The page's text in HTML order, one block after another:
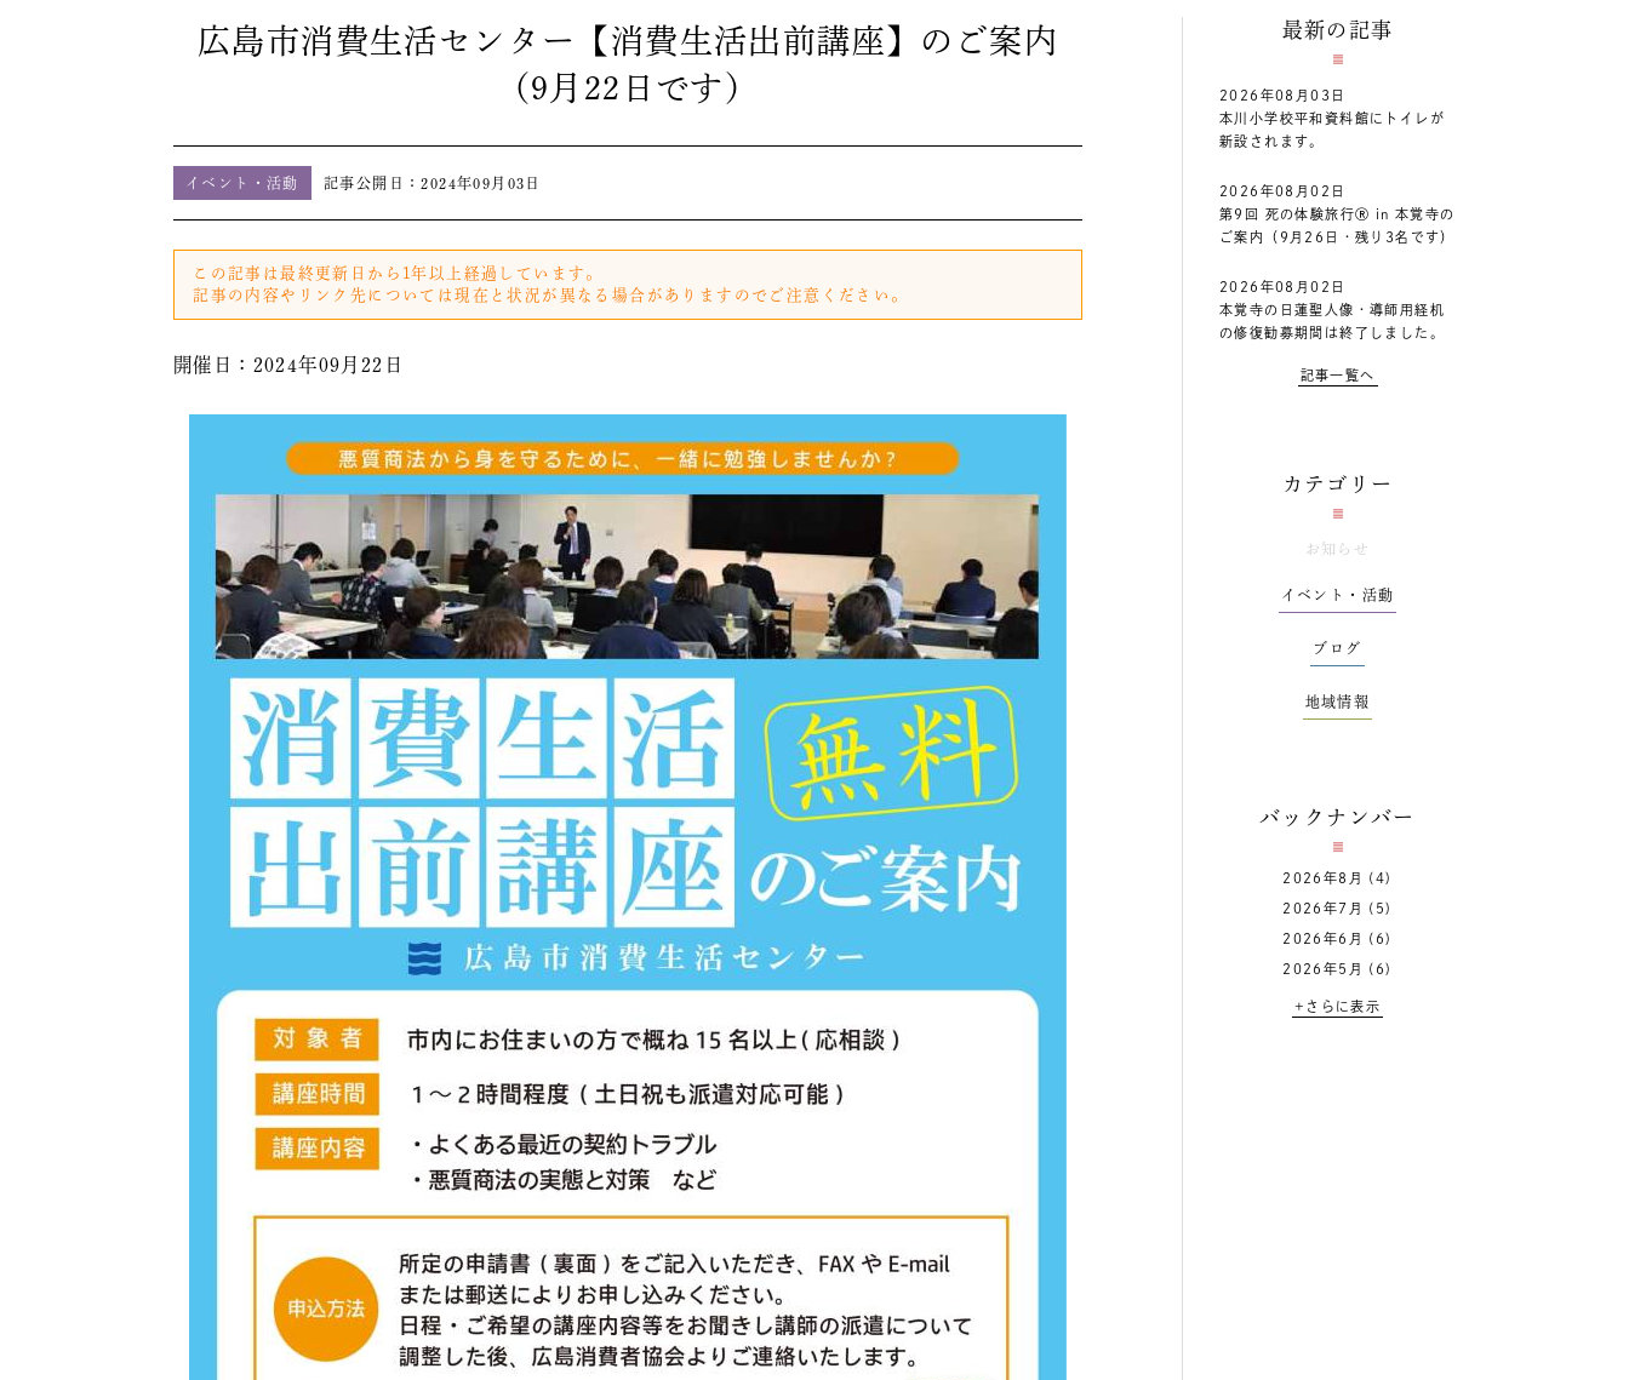
広島市消費生活センター【消費生活出前講座】のご案内
（9月22日です）
イベント・活動 記事公開日：2024年09月03日
この記事は最終更新日から1年以上経過しています。
記事の内容やリンク先については現在と状況が異なる場合がありますのでご注意ください。
開催日：2024年09月22日
最新の記事
2026年08月03日
本川小学校平和資料館にトイレが
新設されます。
2026年08月02日
第9回 死の体験旅行Ⓡ in 本覚寺の
ご案内（9月26日・残り3名です）
2026年08月02日
本覚寺の日蓮聖人像・導師用経机
の修復勧募期間は終了しました。
記事一覧へ
カテゴリー
お知らせ
イベント・活動
ブログ
地域情報
バックナンバー
2026年8月 (4)
2026年7月 (5)
2026年6月 (6)
2026年5月 (6)
+さらに表示